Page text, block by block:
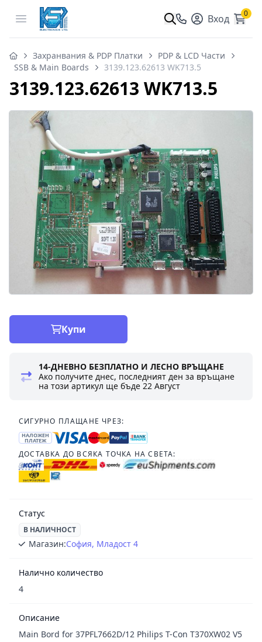
Open menu Вход 0
Захранвания & PDP Платки
PDP & LCD Части
SSB & Main Boards
3139.123.62613 WK713.5
3139.123.62613 WK713.5
Купи
14-ДНЕВНО БЕЗПЛАТНО И ЛЕСНО ВРЪЩАНЕ
Ако получите днес, последният ден за връщане
на този артикул ще бъде22 Август
СИГУРНО ПЛАЩАНЕ ЧРЕЗ:
НАЛОЖЕН
ПЛАТЕЖ
ДОСТАВКА ДО ВСЯКА ТОЧКА НА СВЕТА:
Статус
В НАЛИЧНОСТ
Магазин:София, Младост 4
Налично количество
4
Описание
Main Bord for 37PFL7662D/12 Philips T-Con T370XW02 V5